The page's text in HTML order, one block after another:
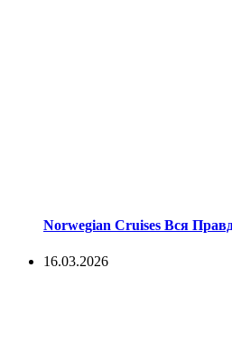
Norwegian Cruises Вся
16.03.2026